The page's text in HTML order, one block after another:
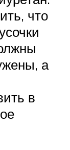
что
а
в